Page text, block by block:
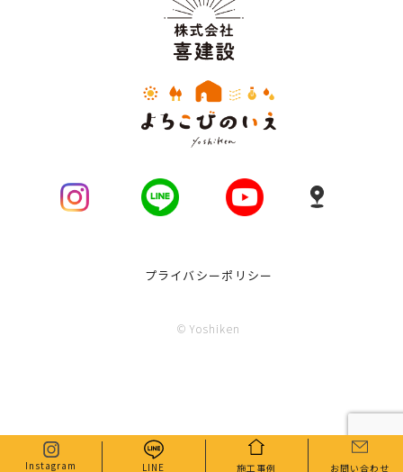
プライバシーポリシー
© Yoshiken
Instagram LINE 施工事例 お問い合わせ